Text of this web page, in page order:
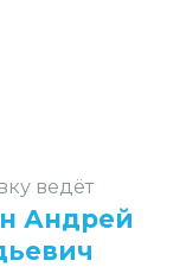
ведёт
Андрей